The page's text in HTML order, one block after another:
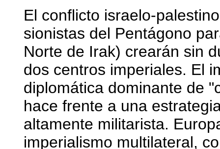
El conflicto israelo-
sionistas del Pentágono
Norte de Irak) crearán sin
dos centros imperiales. El
diplomática dominante de
hace frente a una
altamente militarista.
imperialismo multilateral,